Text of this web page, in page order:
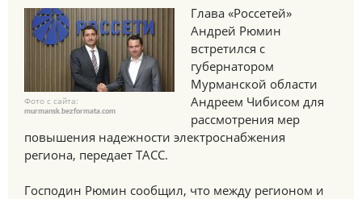
Фото с сайта:
murmansk.bezformata.com
Глава «Россетей»
Андрей Рюмин
встретился с
губернатором
Мурманской области
Андреем Чибисом для
рассмотрения мер
повышения надежности электроснабжения
региона, передает ТАСС.
Господин Рюмин сообщил, что между регионом и